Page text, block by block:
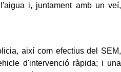
i, juntament amb un veí,
així com efectius del SEM,
d'intervenció ràpida; i una